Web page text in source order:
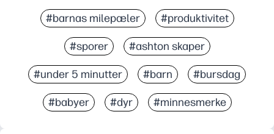
#barnas milepæler #produktivitet
#sporer #ashton skaper
#under 5 minutter #barn #bursdag
#babyer #dyr #minnesmerke